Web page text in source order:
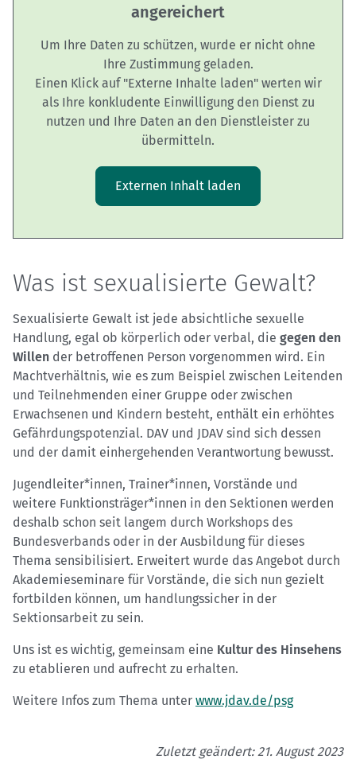
angereichert
Um Ihre Daten zu schützen, wurde er nicht ohne
Ihre Zustimmung geladen.
Einen Klick auf "Externe Inhalte laden" werten wir
als Ihre konkludente Einwilligung den Dienst zu
nutzen und Ihre Daten an den Dienstleister zu
übermitteln.
Externen Inhalt laden
Was ist sexualisierte Gewalt?
Sexualisierte Gewalt ist jede absichtliche sexuelle
Handlung, egal ob körperlich oder verbal, die gegen den
Willen der betroffenen Person vorgenommen wird. Ein
Machtverhältnis, wie es zum Beispiel zwischen Leitenden
und Teilnehmenden einer Gruppe oder zwischen
Erwachsenen und Kindern besteht, enthält ein erhöhtes
Gefährdungspotenzial. DAV und JDAV sind sich dessen
und der damit einhergehenden Verantwortung bewusst.
Jugendleiter*innen, Trainer*innen, Vorstände und
weitere Funktionsträger*innen in den Sektionen werden
deshalb schon seit langem durch Workshops des
Bundesverbands oder in der Ausbildung für dieses
Thema sensibilisiert. Erweitert wurde das Angebot durch
Akademieseminare für Vorstände, die sich nun gezielt
fortbilden können, um handlungssicher in der
Sektionsarbeit zu sein.
Uns ist es wichtig, gemeinsam eine Kultur des Hinsehens
zu etablieren und aufrecht zu erhalten.
Weitere Infos zum Thema unter www.jdav.de/psg
Zuletzt geändert: 21. August 2023